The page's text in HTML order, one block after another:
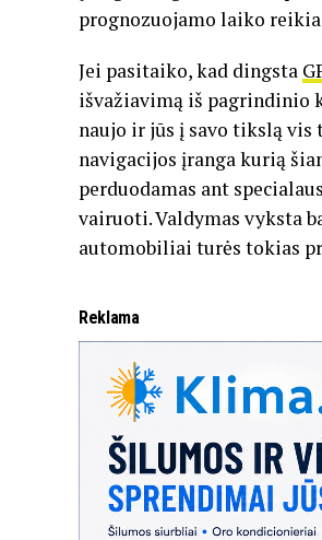
prognozuojamo laiko
Jei pasitaiko, kad dingsta
išvažiavimą iš pagrindinio
naujo ir jūs į savo tikslą
navigacijos įranga kurią
perduodamas ant
vairuoti. Valdymas vyksta
automobiliai turės tokias
Reklama